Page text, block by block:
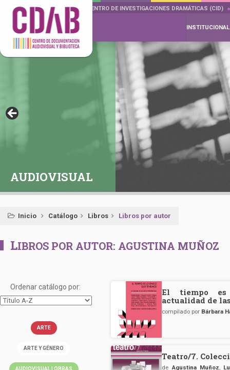
DOCUMENTA DRAMÁTICAS CENTRO DE INVESTIGACIONES DRAMÁTICAS (CID)
INSTITUCIONAL
AUDIOVISUAL
Inicio Catálogo Libros Libros por autor
LIBROS POR AUTOR: AGUSTINA MUÑOZ
Ordenar catálogo por:
ARTE
ARTE Y GÉNERO
AUDIOVISUAL | OBRAS
El tiempo
actualidad de
compilado por Bárbara
Teatro/7.
deAgustina Muñoz,